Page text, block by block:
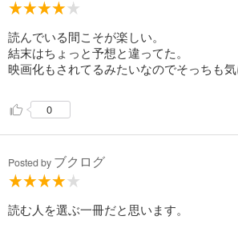
読んでいる間こそが楽しい。
結末はちょっと予想と違ってた。
映画化もされてるみたいなのでそっちも気
0
Posted by ブクログ
読む人を選ぶ一冊だと思います。